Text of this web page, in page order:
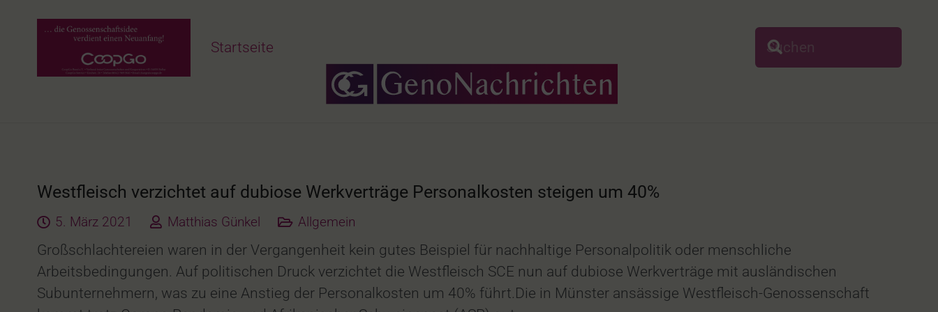
Startseite
Westfleisch verzichtet auf dubiose Werkverträge Personalkosten steigen um 40%
5. März 2021 Matthias Günkel Allgemein
Großschlachtereien waren in der Vergangenheit kein gutes Beispiel für nachhaltige Personalpolitik oder menschliche
Arbeitsbedingungen. Auf politischen Druck verzichtet die Westfleisch SCE nun auf dubiose Werkverträge mit ausländischen
Subunternehmern, was zu eine Anstieg der Personalkosten um 40% führt.Die in Münster ansässige Westfleisch-Genossenschaft